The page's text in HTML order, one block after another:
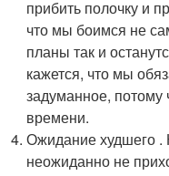
прибить полочку и
что мы боимся не
планы так и
кажется, что мы
задуманное,
времени.
Ожидание худшего .
неожиданно не